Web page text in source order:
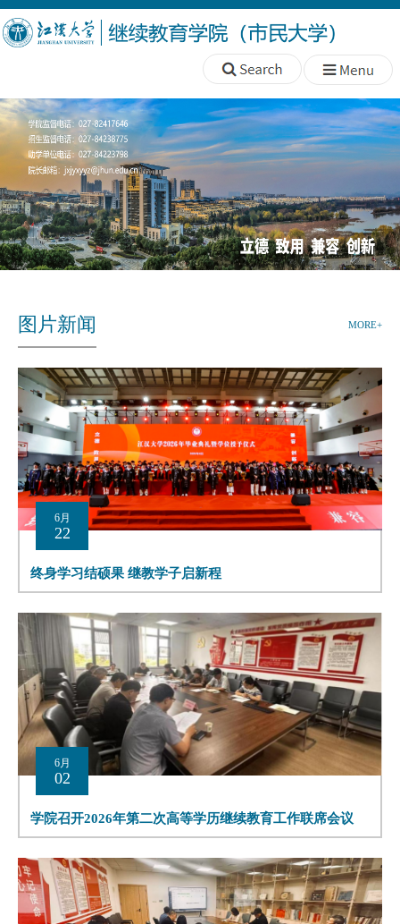
图片新闻 MORE+
6月
22
终身学习结硕果 继教学子启新程
6月
02
学院召开2026年第二次高等学历继续教育工作联席会议